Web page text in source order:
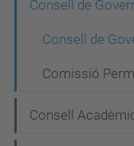
e
Consell de
Consell de
Comissió
Consell